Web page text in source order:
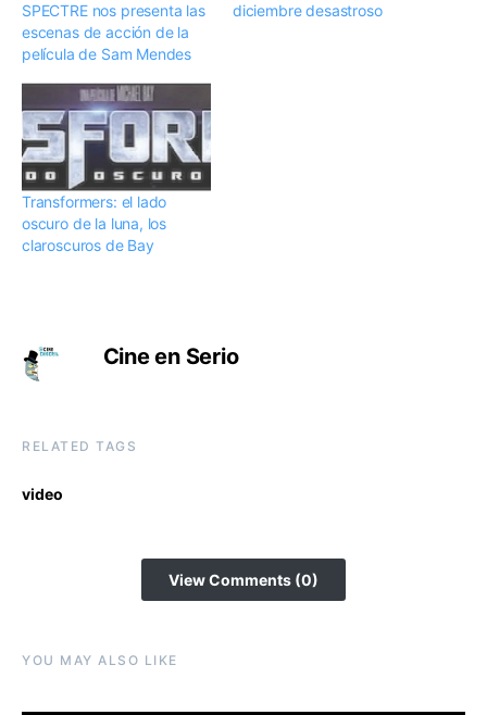
SPECTRE nos presenta las
escenas de acción de la
película de Sam Mendes
diciembre desastroso
Transformers: el lado
oscuro de la luna, los
claroscuros de Bay
Cine en Serio
RELATED TAGS
video
View Comments (0)
YOU MAY ALSO LIKE